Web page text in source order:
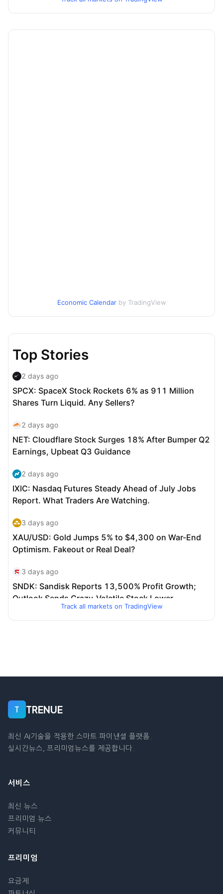
Economic Calendar by TradingView
Track all markets on TradingView
T TRENUE
최신 AI기술을 적용한 스마트 파이낸셜 플랫폼.
실시간뉴스, 프리미엄뉴스를 제공합니다.
서비스
최신 뉴스
프리미엄 뉴스
커뮤니티
프리미엄
요금제